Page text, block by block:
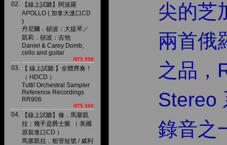
02.
【線上試聽】阿波羅
APOLLO ( 加拿大進口CD
)
丹尼爾．頓波：大提琴／
凱莉．頓波：吉他
Daniel & Carey Domb,
cello and guitar
NT$ 598
03.
【 線上試聽 】全體齊奏！
（ HDCD ）
Tutti! Orchestral Sampler
Reference Recordings
RR906
NT$ 360
04.
【線上試聽】修．馬塞凱
拉：幾乎是爵士樂 （ 美國
原裝進口CD ）
馬塞凱拉，粗管短號 / 威利
尖的芝
兩首俄
之品，
Stereo
錄音之